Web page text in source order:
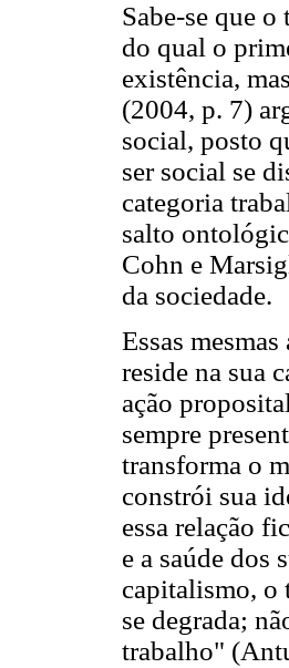
Sabe-se que
do qual o
existência,
(2004, p. 7)
social, posto
ser social se
categoria
salto
Cohn e
da sociedade.
Essas
reside na sua
ação
sempre
transforma o
constrói sua
essa relação
e a saúde dos
capitalismo, o
se degrada;
trabalho"